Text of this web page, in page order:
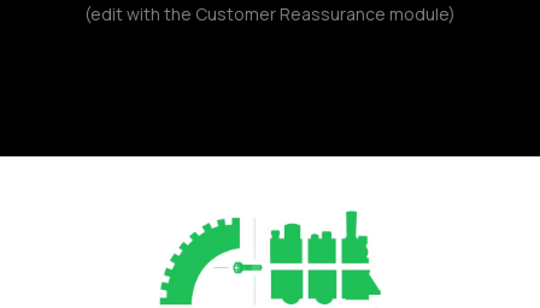
(edit with the Customer Reassurance module)